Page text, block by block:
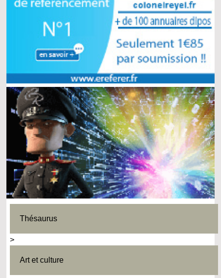
Thésaurus
>
Art et culture